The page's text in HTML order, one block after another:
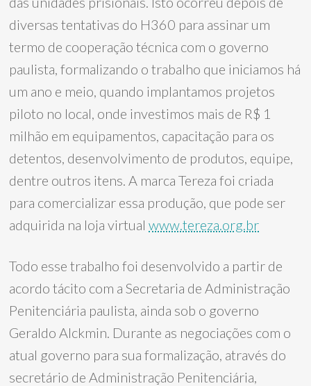
diversas tentativas do H360 para assinar um
termo de cooperação técnica com o governo
paulista, formalizando o trabalho que iniciamos há
um ano e meio, quando implantamos projetos
piloto no local, onde investimos mais de R$ 1
milhão em equipamentos, capacitação para os
detentos, desenvolvimento de produtos, equipe,
dentre outros itens. A marca Tereza foi criada
para comercializar essa produção, que pode ser
adquirida na loja virtualwww.tereza.org.br
Todo esse trabalho foi desenvolvido a partir de
acordo tácito com a Secretaria de Administração
Penitenciária paulista, ainda sob o governo
Geraldo Alckmin. Durante as negociações com o
atual governo para sua formalização, através do
secretário de Administração Penitenciária,